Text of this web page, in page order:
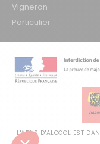
Vigneron
Particulier
L'ABUS D'ALCOOL EST